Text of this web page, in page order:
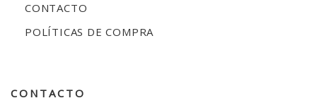
CONTACTO
POLÍTICAS DE COMPRA
CONTACTO